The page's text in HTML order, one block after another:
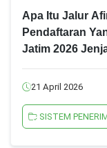
Apa Itu Jalur
Pendaftaran
Jatim 2026
21 April 2026
SISTEM